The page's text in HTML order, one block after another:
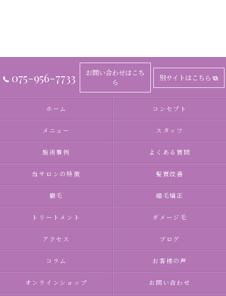
075-956-7733
お問い合わせはこち
ら
別サイトはこちら
ホーム コンセプト
メニュー スタッフ
施術事例 よくある質問
当サロンの特徴 髪質改善
癖毛 縮毛矯正
トリートメント ダメージ毛
アクセス ブログ
コラム お客様の声
オンラインショップ お問い合わせ